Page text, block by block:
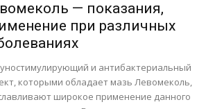
— показания,
при различных
и антибактериальный
которыми обладает мазь Левомеколь,
широкое применение данного